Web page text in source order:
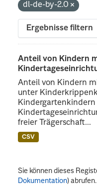
dl-de-by-2.0
Ergebnisse filtern
Anteil von Kindern
Anteil von Kindern
unter
freier Trägerschaft...
CSV
Sie können dieses
Dokumentation) abrufen.